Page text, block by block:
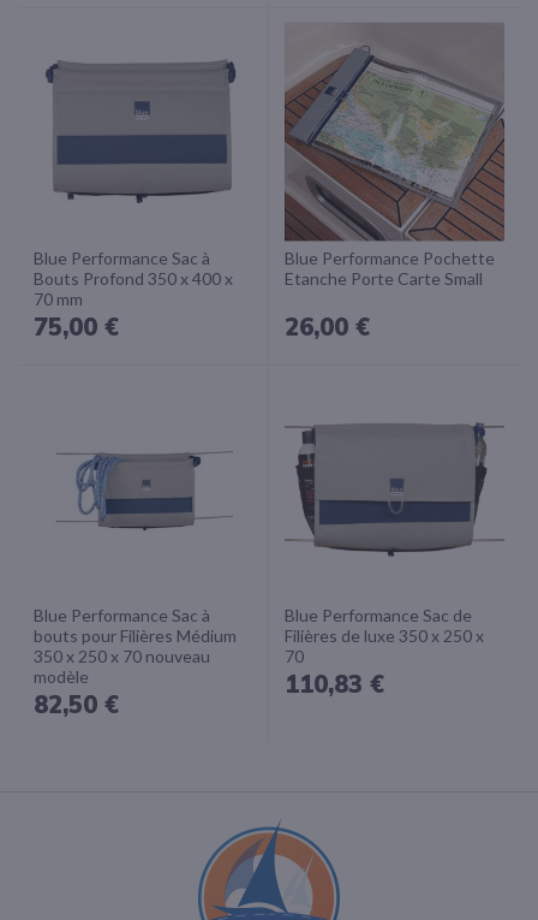
Blue Performance Sac à
Bouts Profond 350 x 400 x
70 mm
75,00 €
Blue Performance Pochette
Etanche Porte Carte Small
26,00 €
Blue Performance Sac à
bouts pour Filières Médium
350 x 250 x 70 nouveau
modèle
82,50 €
Blue Performance Sac de
Filières de luxe 350 x 250 x
70
110,83 €